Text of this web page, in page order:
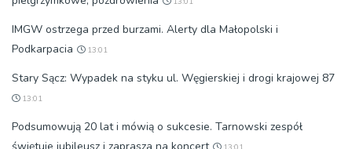
IMGW ostrzega przed burzami. Alerty dla Małopolski i
Podkarpacia
13:01
Stary Sącz: Wypadek na styku ul. Węgierskiej i drogi krajowej 87
13:01
Podsumowują 20 lat i mówią o sukcesie. Tarnowski zespół